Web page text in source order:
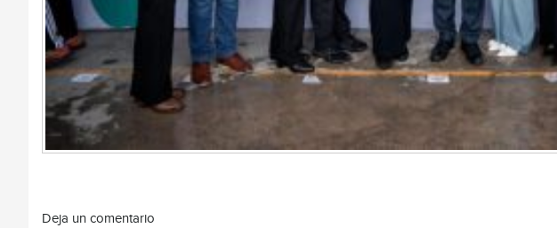
Deja un comentario